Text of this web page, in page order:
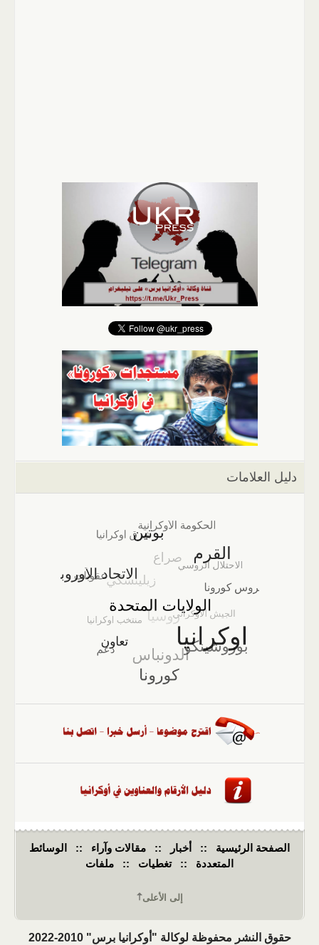
دليل العلامات
الصفحة الرئيسية :: أخبار :: مقالات وآراء ::
الوسائط
المتعددة
:: تغطيات :: ملفات
إلى الأعلى
حقوق النشر محفوظة لوكالة "أوكرانيا برس" 2010-2022